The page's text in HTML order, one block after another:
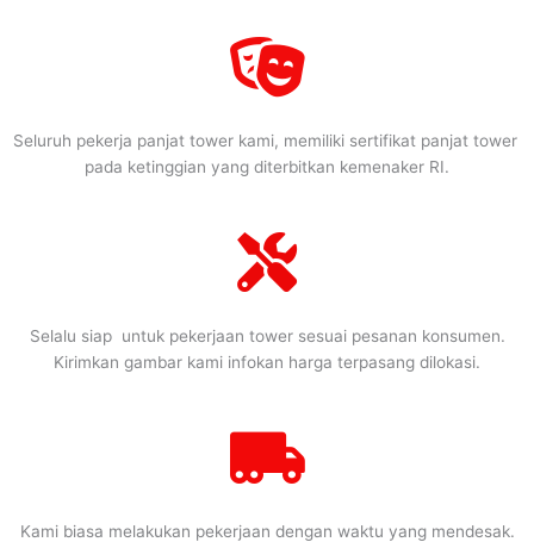
Seluruh pekerja panjat tower kami, memiliki sertifikat panjat tower
pada ketinggian yang diterbitkan kemenaker RI.
Selalu siap untuk pekerjaan tower sesuai pesanan konsumen.
Kirimkan gambar kami infokan harga terpasang dilokasi.
Kami biasa melakukan pekerjaan dengan waktu yang mendesak.